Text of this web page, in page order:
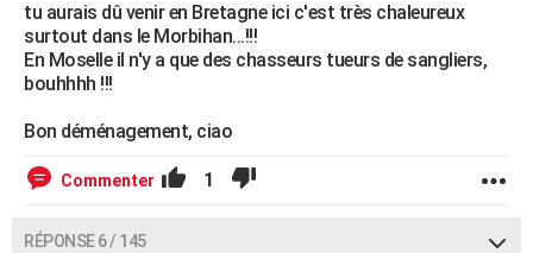
tu aurais dû venir en Bretagne ici c'est très chaleureux
surtout dans le Morbihan...!!!
En Moselle il n'y a que des chasseurs tueurs de sangliers,
bouhhhh !!!
Bon déménagement, ciao
Commenter 1
RÉPONSE 6 / 145